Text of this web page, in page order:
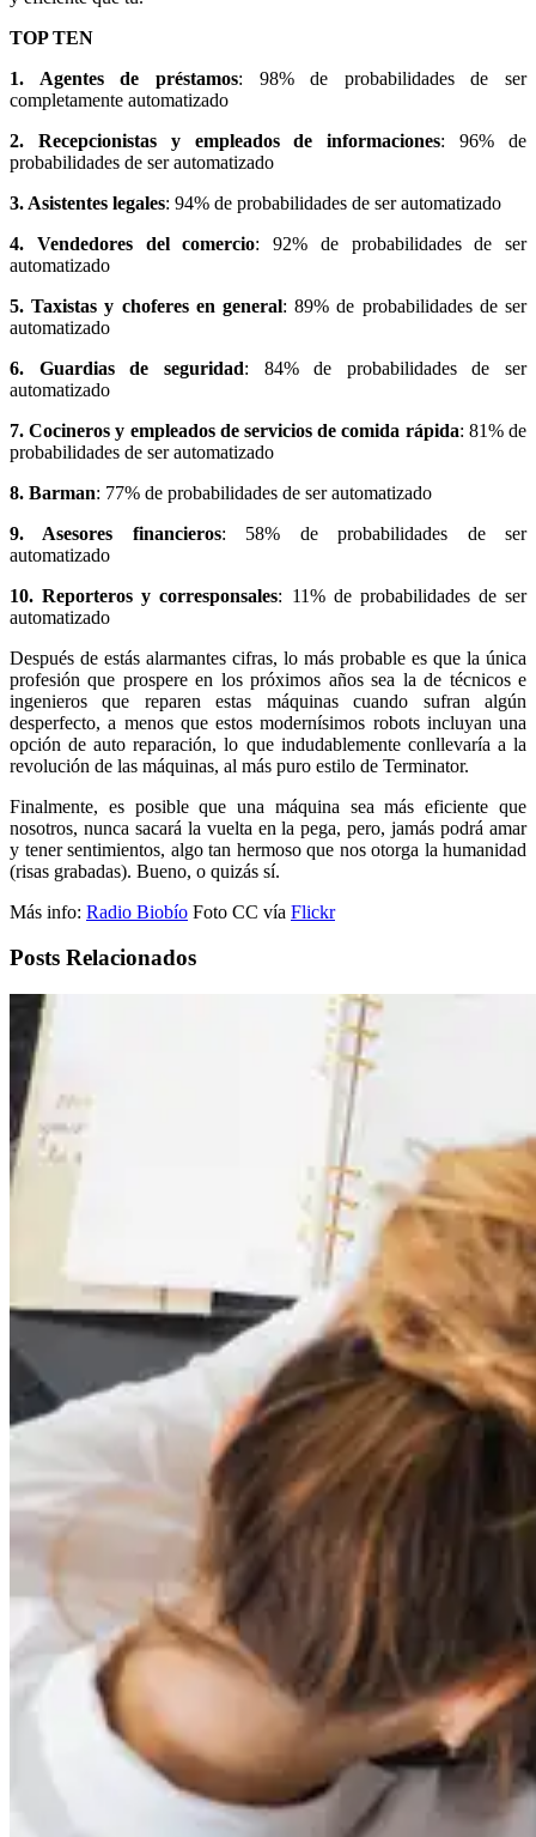
TOP TEN
1. Agentes de préstamos: 98% de probabilidades de ser
completamente automatizado
2. Recepcionistas y empleados de informaciones: 96% de
probabilidades de ser automatizado
3. Asistentes legales: 94% de probabilidades de ser automatizado
4. Vendedores del comercio: 92% de probabilidades de ser
automatizado
5. Taxistas y choferes en general: 89% de probabilidades de ser
automatizado
6. Guardias de seguridad: 84% de probabilidades de ser
automatizado
7. Cocineros y empleados de servicios de comida rápida: 81% de
probabilidades de ser automatizado
8. Barman: 77% de probabilidades de ser automatizado
9. Asesores financieros: 58% de probabilidades de ser
automatizado
10. Reporteros y corresponsales: 11% de probabilidades de ser
automatizado
Después de estás alarmantes cifras, lo más probable es que la única
profesión que prospere en los próximos años sea la de técnicos e
ingenieros que reparen estas máquinas cuando sufran algún
desperfecto, a menos que estos modernísimos robots incluyan una
opción de auto reparación, lo que indudablemente conllevaría a la
revolución de las máquinas, al más puro estilo de Terminator.
Finalmente, es posible que una máquina sea más eficiente que
nosotros, nunca sacará la vuelta en la pega, pero, jamás podrá amar
y tener sentimientos, algo tan hermoso que nos otorga la humanidad
(risas grabadas). Bueno, o quizás sí.
Más info: Radio Biobío Foto CC vía Flickr
Posts Relacionados